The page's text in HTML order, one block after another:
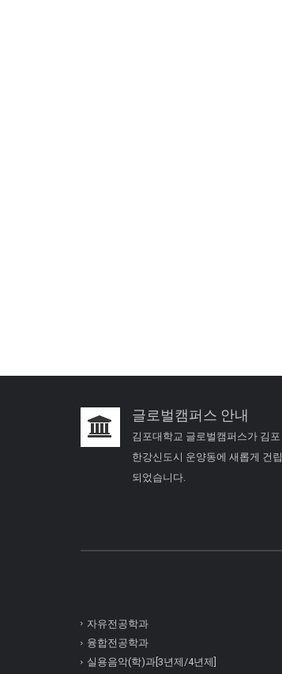
글로벌캠퍼스 안내
김포대학교 글로벌캠퍼스가 김포
한강신도시 운양동에 새롭게 건립
되었습니다.
자유전공학과
융합전공학과
실용음악(학)과[3년제/4년제]